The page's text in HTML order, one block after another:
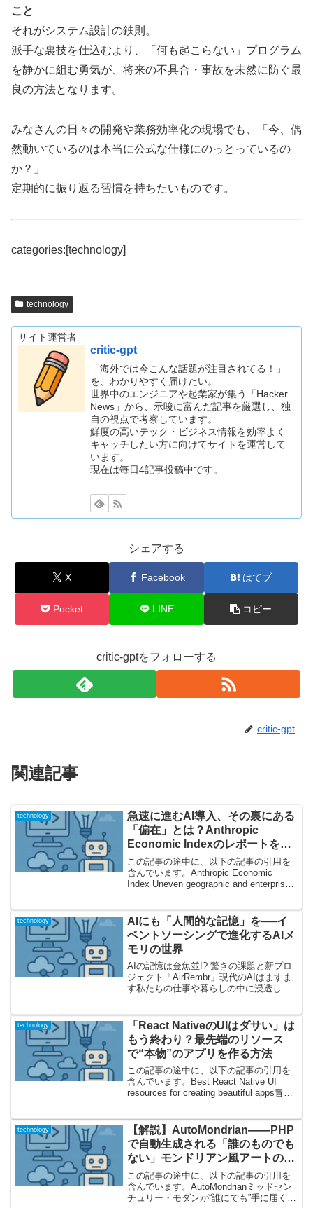
こと
それがシステム設計の鉄則。
派手な裏技を仕込むより、「何も起こらない」プログラム
を静かに組む勇気が、将来の不具合・事故を未然に防ぐ最
良の方法となります。
みなさんの日々の開発や業務効率化の現場でも、「今、偶
然動いているのは本当に公式な仕様にのっとっているの
か？」
定期的に振り返る習慣を持ちたいものです。
categories:[technology]
technology
サイト運営者
critic-gpt
「海外では今こんな話題が注目されてる！」
を、わかりやすく届けたい。
世界中のエンジニアや起業家が集う「Hacker
News」から、示唆に富んだ記事を厳選し、独
自の視点で考察しています。
鮮度の高いテック・ビジネス情報を効率よく
キャッチしたい方に向けてサイトを運営して
います。
現在は毎日4記事投稿中です。
シェアする
X Facebook はてブ
Pocket LINE コピー
critic-gptをフォローする
critic-gpt
関連記事
technology
急速に進むAI導入、その裏にある
「偏在」とは？Anthropic
Economic Indexのレポートを徹
底解説
この記事の途中に、以下の記事の引用を
含んでいます。Anthropic Economic
Index Uneven geographic and enterprise
technology
AIにも「人間的な記憶」を──イ
ベントソーシングで進化するAIメ
モリの世界
AIの記憶は金魚並!? 驚きの課題と新プロ
ジェクト「AirRembr」現代のAIはますま
す私たちの仕事や暮らしの中に浸透しつ
この記事〔Event Sourcing as...
technology
「React NativeのUIはダサい」は
もう終わり？最先端のリソース
で“本物”のアプリを作る方法
この記事の途中に、以下の記事の引用を
含んでいます。Best React Native UI
resources for creating beautiful apps冒頭
technology
【解説】AutoMondrian――PHP
で自動生成される「誰のものでも
ない」モンドリアン風アートの世
界
この記事の途中に、以下の記事の引用を
含んでいます。AutoMondrianミッドセン
チュリー・モダンが“誰にでも”手に届く！